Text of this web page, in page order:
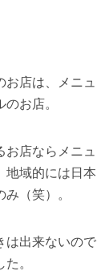
店は、メニュ
お店。
店ならメニュ
地域的には日本
（笑）。
は出来ないので
。